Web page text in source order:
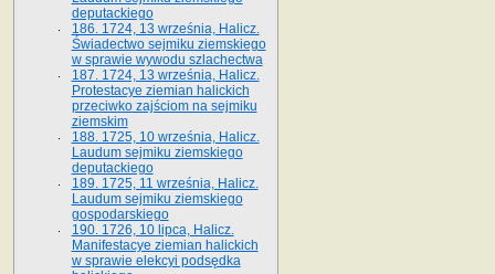
deputackiego
186. 1724, 13 września, Halicz.
Świadectwo sejmiku ziemskiego
w sprawie wywodu szlachectwa
187. 1724, 13 września, Halicz.
Protestacye ziemian halickich
przeciwko zajściom na sejmiku
ziemskim
188. 1725, 10 września, Halicz.
Laudum sejmiku ziemskiego
deputackiego
189. 1725, 11 września, Halicz.
Laudum sejmiku ziemskiego
gospodarskiego
190. 1726, 10 lipca, Halicz.
Manifestacye ziemian halickich
w sprawie elekcyi podsędka